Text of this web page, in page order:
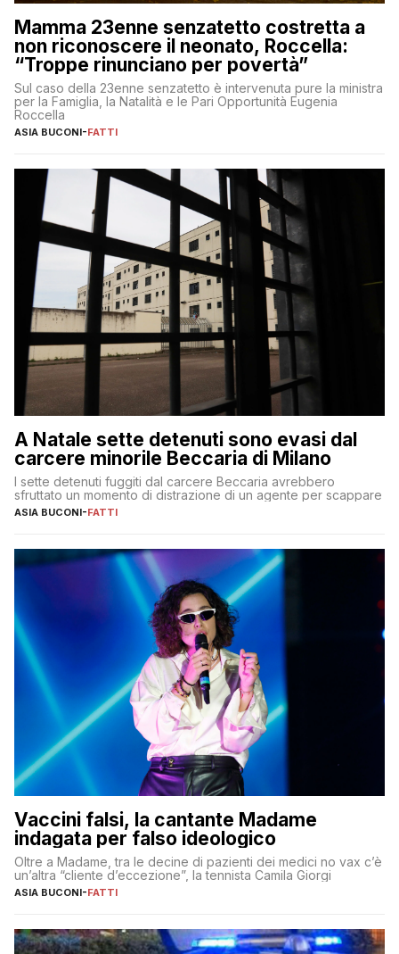
Mamma 23enne senzatetto costretta a
non riconoscere il neonato, Roccella:
“Troppe rinunciano per povertà”
Sul caso della 23enne senzatetto è intervenuta pure la ministra
per la Famiglia, la Natalità e le Pari Opportunità Eugenia
Roccella
ASIA BUCONI-FATTI
A Natale sette detenuti sono evasi dal
carcere minorile Beccaria di Milano
I sette detenuti fuggiti dal carcere Beccaria avrebbero
sfruttato un momento di distrazione di un agente per scappare
ASIA BUCONI-FATTI
Vaccini falsi, la cantante Madame
indagata per falso ideologico
Oltre a Madame, tra le decine di pazienti dei medici no vax c’è
un’altra “cliente d’eccezione”, la tennista Camila Giorgi
ASIA BUCONI-FATTI